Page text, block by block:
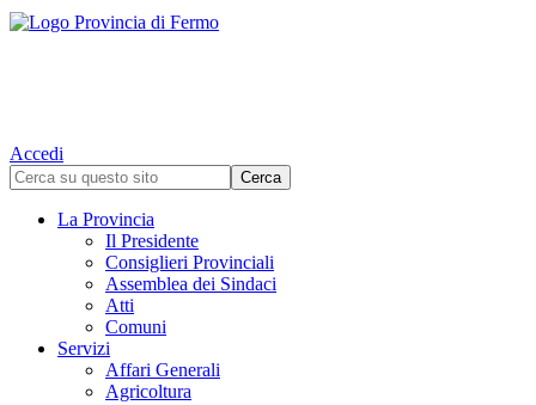
Accedi
La Provincia
Il Presidente
Consiglieri Provinciali
Assemblea dei Sindaci
Atti
Comuni
Servizi
Affari Generali
Agricoltura